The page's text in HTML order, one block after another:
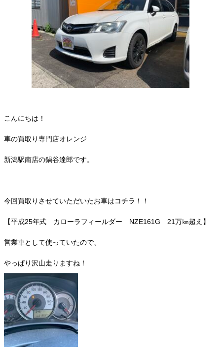
こんにちは！
車の買取り専門店オレンジ
新潟駅南店の鍋谷達郎です。
今回買取りさせていただいたお車はコチラ！！
【平成25年式 カローラフィールダー NZE161G 21万㎞超え】
営業車として使っていたので、
やっぱり沢山走りますね！